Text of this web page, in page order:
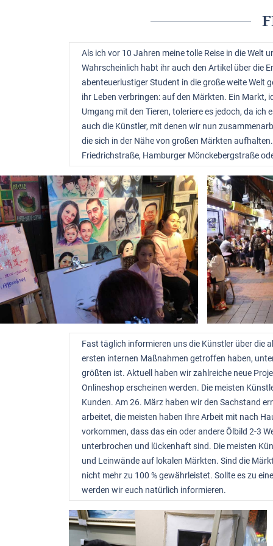
Als ich vor 10 Jahren meine tolle Reise in die
Wahrscheinlich habt ihr auch den Artikel über die
abenteuerlustiger Student in die große weite Welt
ihr Leben verbringen: auf den Märkten. Ein Markt,
Umgang mit den Tieren, toleriere es jedoch, da
auch die Künstler, mit denen wir nun
die sich in der Nähe von großen Märkten
Friedrichstraße, Hamburger Mönckebergstraße
Fast täglich informieren uns die Künstler über die
ersten internen Maßnahmen getroffen haben,
größten ist. Aktuell haben wir zahlreiche neue
Onlineshop erscheinen werden. Die meisten
Kunden. Am 26. März haben wir den Sachstand
arbeitet, die meisten haben Ihre Arbeit mit nach
vorkommen, dass das ein oder andere Ölbild 2-3
unterbrochen und lückenhaft sind. Die meisten
und Leinwände auf lokalen Märkten. Sind die
nicht mehr zu 100 % gewährleistet. Sollte es zu
werden wir euch natürlich informieren.